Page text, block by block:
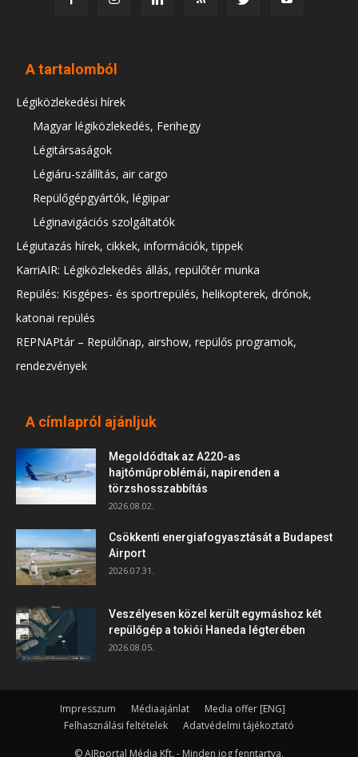
A tartalomból
Légiközlekedési hírek
Magyar légiközlekedés, Ferihegy
Légitársaságok
Légiáru-szállítás, air cargo
Repülőgépgyártók, légiipar
Léginavigációs szolgáltatók
Légiutazás hírek, cikkek, információk, tippek
KarriAIR: Légiközlekedés állás, repülőtér munka
Repülés: Kisgépes- és sportrepülés, helikopterek, drónok,
katonai repülés
REPNAPtár – Repülőnap, airshow, repülős programok,
rendezvények
A címlapról ajánljuk
Megoldódtak az A220-as
hajtóműproblémái, napirenden a
törzshosszabbítás
2026.08.02.
Csökkenti energiafogyasztását a Budapest
Airport
2026.07.31.
Veszélyesen közel került egymáshoz két
repülőgép a tokiói Haneda légterében
2026.08.05.
Impresszum Médiaajánlat
Media offer [ENG]
Felhasználási feltételek
Adatvédelmi tájékoztató
© AIRportal Média Kft. - Minden jog fenntartva.